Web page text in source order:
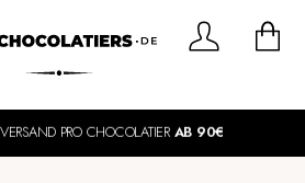
VERSAND PRO CHOCOLATIER AB 90€